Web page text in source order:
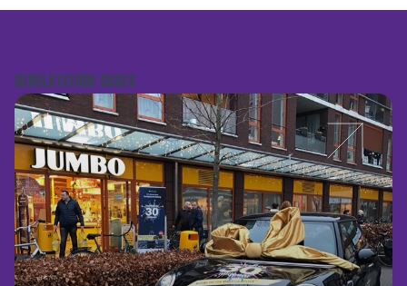
GERELATEERDE CASES